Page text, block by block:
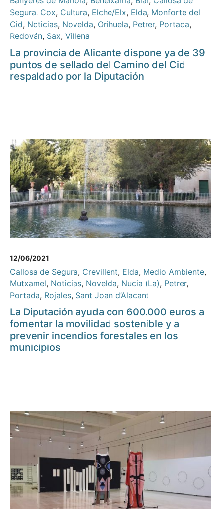
Segura, Cox, Cultura, Elche/Elx, Elda, Monforte del
Cid, Noticias, Novelda, Orihuela, Petrer, Portada,
Redován, Sax, Villena
La provincia de Alicante dispone ya de 39
puntos de sellado del Camino del Cid
respaldado por la Diputación
12/06/2021
Callosa de Segura, Crevillent, Elda, Medio Ambiente,
Mutxamel, Noticias, Novelda, Nucia (La), Petrer,
Portada, Rojales, Sant Joan d’Alacant
La Diputación ayuda con 600.000 euros a
fomentar la movilidad sostenible y a
prevenir incendios forestales en los
municipios